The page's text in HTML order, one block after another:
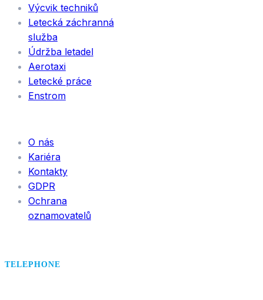
Výcvik techniků
Letecká záchranná
služba
Údržba letadel
Aerotaxi
Letecké práce
Enstrom
O nás
Kariéra
Kontakty
GDPR
Ochrana
oznamovatelů
TELEPHONE